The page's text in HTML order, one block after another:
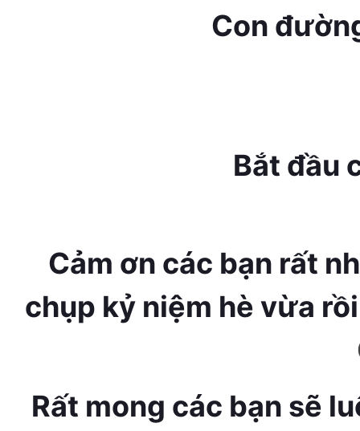
Con
Bắt đầu
Cảm ơn các bạn rất
chụp kỷ niệm hè vừa
Rất mong các bạn sẽ